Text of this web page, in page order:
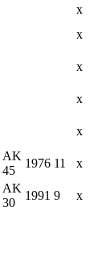
x
x
x
x
x
AK
45
1976 11 x
AK
30
1991 9 x